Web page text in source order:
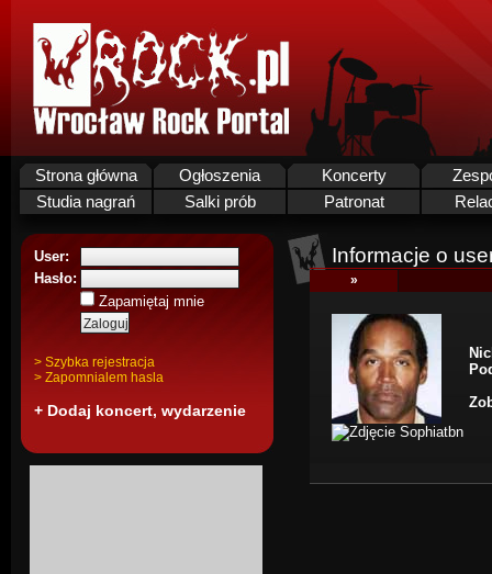
Strona główna Ogłoszenia Koncerty
Studia nagrań
Salki prób Patronat
User:
Hasło:
Zapamiętaj mnie
> Szybka rejestracja
> Zapomnialem hasla
+ Dodaj koncert, wydarzenie
Informacje o
»